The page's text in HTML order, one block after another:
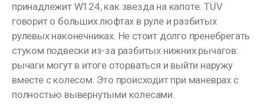
принадлежит W124, как звезда на капоте. TÜV
говорит о больших люфтах в руле и разбитых
рулевых наконечниках. Не стоит долго пренебрегать
стуком подвески из-за разбитых нижних рычагов:
рычаги могут в итоге оторваться и выйти наружу
вместе с колесом. Это происходит при маневрах с
полностью вывернутыми колесами.